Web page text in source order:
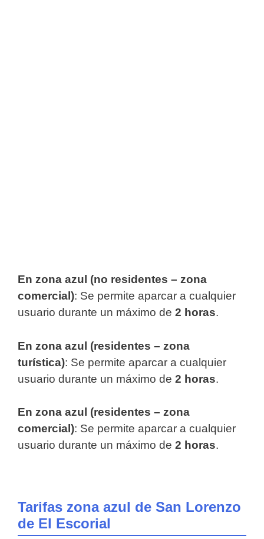
En zona azul (no residentes – zona
comercial): Se permite aparcar a cualquier
usuario durante un máximo de 2 horas.
En zona azul (residentes – zona
turística): Se permite aparcar a cualquier
usuario durante un máximo de 2 horas.
En zona azul (residentes – zona
comercial): Se permite aparcar a cualquier
usuario durante un máximo de 2 horas.
Tarifas zona azul de San Lorenzo
de El Escorial